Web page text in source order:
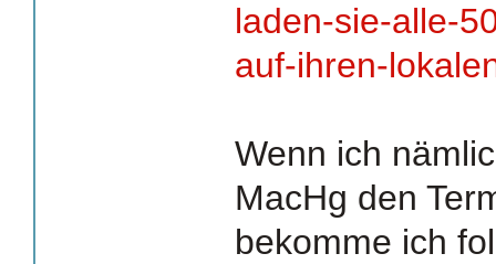
laden-sie-alle-
auf-ihren-
Wenn ich
MacHg den
bekomme ich